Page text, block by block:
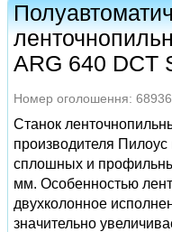
ARG 640 DCT
Номер оголошення: 68936
Станок
производителя Пилоус
сплошных и
мм. Особенностью
двухколонное
значительно